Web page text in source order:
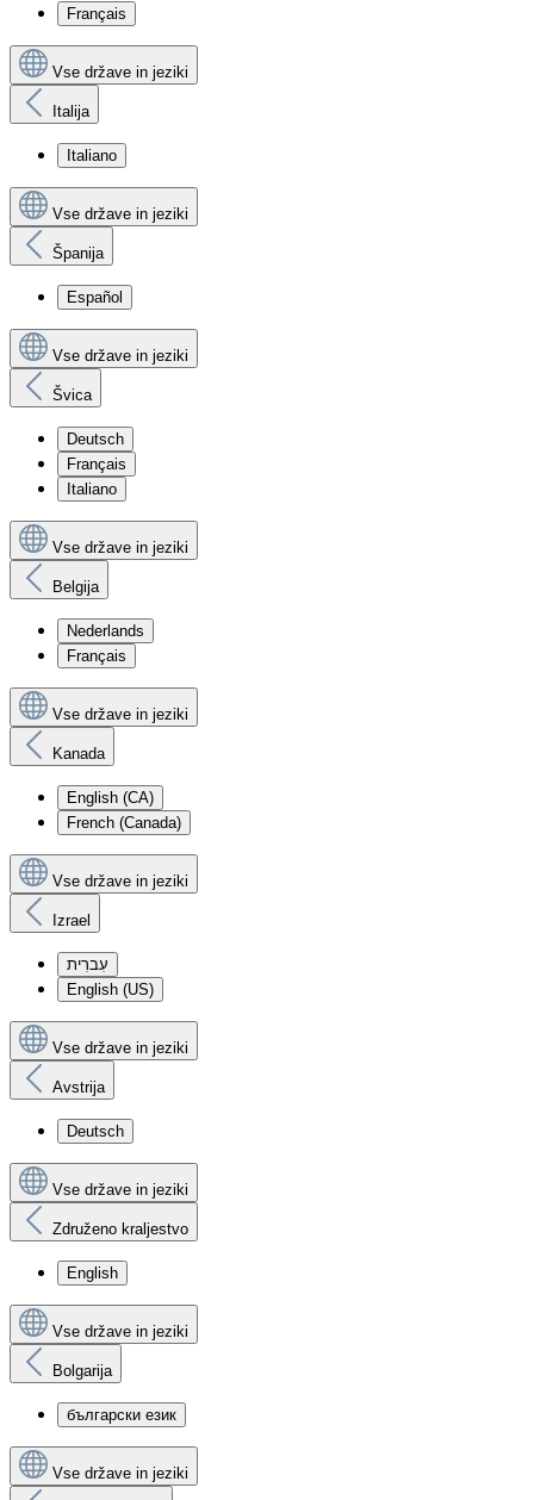
Français
Vse države in jeziki
Italija
Italiano
Vse države in jeziki
Španija
Español
Vse države in jeziki
Švica
Deutsch
Français
Italiano
Vse države in jeziki
Belgija
Nederlands
Français
Vse države in jeziki
Kanada
English (CA)
French (Canada)
Vse države in jeziki
Izrael
עִברִית
English (US)
Vse države in jeziki
Avstrija
Deutsch
Vse države in jeziki
Združeno kraljestvo
English
Vse države in jeziki
Bolgarija
български език
Vse države in jeziki